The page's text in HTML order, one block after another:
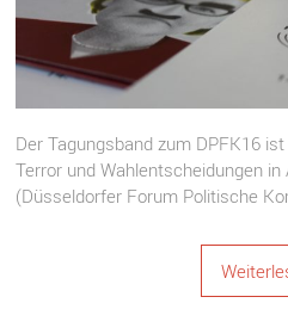
Der Tagungsband zum DPFK16
Terror und Wahlentscheidungen
(Düsseldorfer Forum Politische